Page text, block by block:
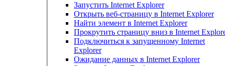
Запустить Internet Explorer
Открыть веб-страницу в Internet Explorer
Найти элемент в Internet Explorer
Прокрутить страницу вниз в Internet
Подключиться к запущенному Internet
Explorer
Ожидание данных в Internet Explorer